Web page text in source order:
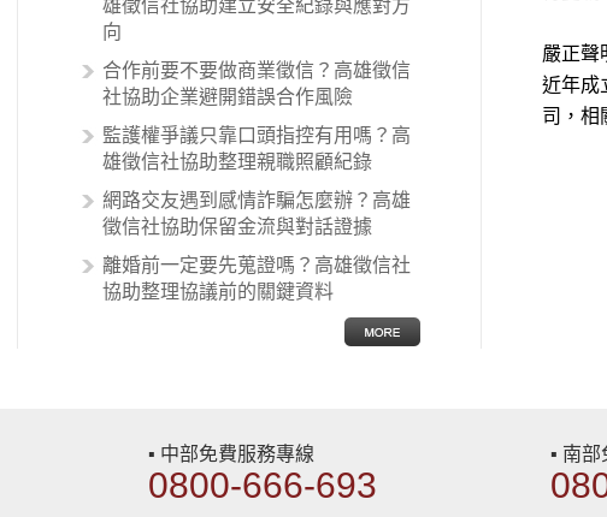
向的人，通常對於自己的國家和民族
國家的人，所以沙文主義也廣泛應用
在種族歧視的說法，甚至還出現了男
性沙文…
雄徵信社協助建立安全紀錄與應對方
向
合作前要不要做商業徵信？高雄徵信
社協助企業避開錯誤合作風險
監護權爭議只靠口頭指控有用嗎？高
雄徵信社協助整理親職照顧紀錄
網路交友遇到感情詐騙怎麼辦？高雄
徵信社協助保留金流與對話證據
離婚前一定要先蒐證嗎？高雄徵信社
協助整理協議前的關鍵資料
嚴正聲
近年成
司，相
▪ 中部免費服務專線
0800-666-693
▪ 南